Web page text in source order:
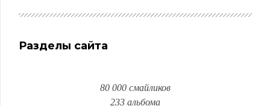
Разделы сайта
80 000 смайликов
233 альбома